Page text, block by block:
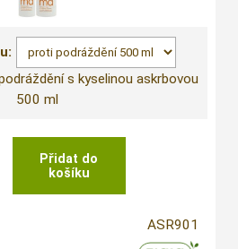
s kyselinou askrbovou
500 ml
ASR901